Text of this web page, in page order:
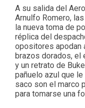
A su salida del
Arnulfo Romero,
la nueva toma de
réplica del
opositores apodan
brazos dorados, el
y un retrato de
pañuelo azul que
saco son el marco
para tomarse una